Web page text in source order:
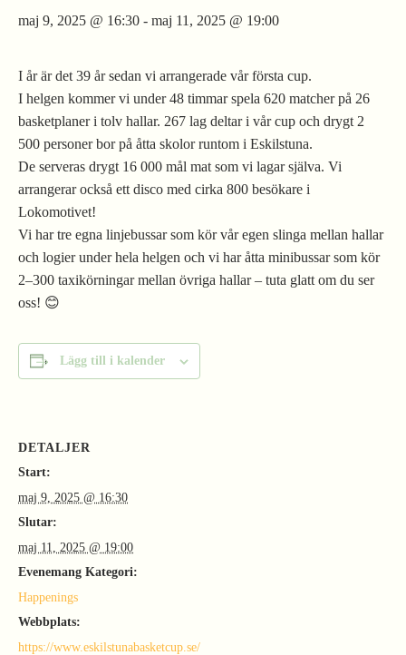
maj 9, 2025 @ 16:30 - maj 11, 2025 @ 19:00
I år är det 39 år sedan vi arrangerade vår första cup.
I helgen kommer vi under 48 timmar spela 620 matcher på 26
basketplaner i tolv hallar. 267 lag deltar i vår cup och drygt 2
500 personer bor på åtta skolor runtom i Eskilstuna.
De serveras drygt 16 000 mål mat som vi lagar själva. Vi
arrangerar också ett disco med cirka 800 besökare i
Lokomotivet!
Vi har tre egna linjebussar som kör vår egen slinga mellan hallar
och logier under hela helgen och vi har åtta minibussar som kör
2–300 taxikörningar mellan övriga hallar – tuta glatt om du ser
oss! 😊
Lägg till i kalender
DETALJER
Start:
maj 9, 2025 @ 16:30
Slutar:
maj 11, 2025 @ 19:00
Evenemang Kategori:
Happenings
Webbplats:
https://www.eskilstunabasketcup.se/